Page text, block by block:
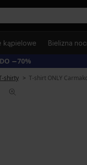
kąpielowe Bielizna
−70%
shirty T-shirt ONLY